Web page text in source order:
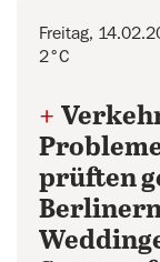
Freitag,
2°C
+
prüften